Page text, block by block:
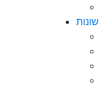
שונות